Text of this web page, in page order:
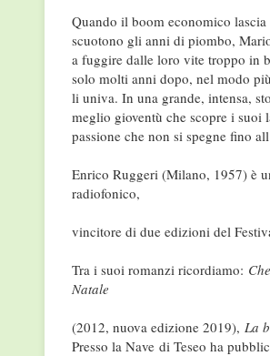
Quando il boom economico
scuotono gli anni di piombo,
a fuggire dalle loro vite troppo in
solo molti anni dopo, nel modo
li univa. In una grande, intensa,
meglio gioventù che scopre i
passione che non si spegne fino
Enrico Ruggeri (Milano, 1957) è
radiofonico,
vincitore di due edizioni del
Tra i suoi romanzi ricordiamo:
Natale
(2012, nuova edizione 2019), La
Presso la Nave di Teseo ha